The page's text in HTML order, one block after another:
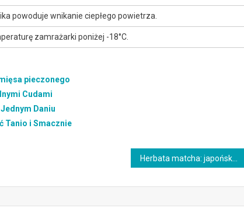
powoduje wnikanie ciepłego powietrza.
zamrażarki poniżej -18°C.
pieczonego
Cudami
Daniu
Tanio i Smacznie